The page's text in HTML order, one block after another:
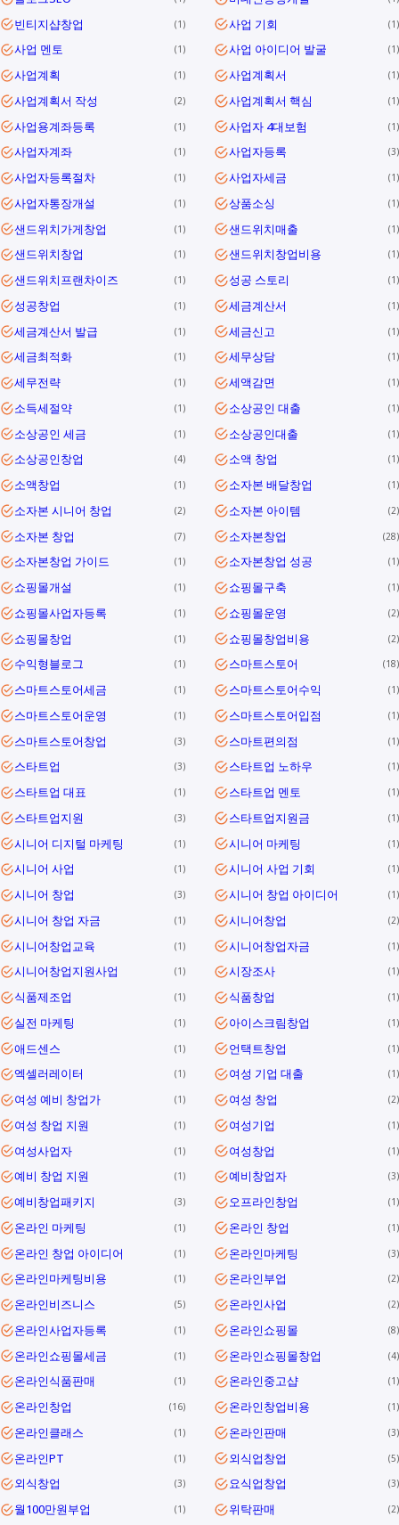
빈티지샵창업 1 사업 기회 1
사업 멘토 1 사업 아이디어 발굴 1
사업계획 1 사업계획서 1
사업계획서 작성 2 사업계획서 핵심 1
사업용계좌등록 1 사업자 4대보험 1
사업자계좌 1 사업자등록 3
사업자등록절차 1 사업자세금 1
사업자통장개설 1 상품소싱 1
샌드위치가게창업 1 샌드위치매출 1
샌드위치창업 1 샌드위치창업비용 1
샌드위치프랜차이즈 1 성공 스토리 1
성공창업 1 세금계산서 1
세금계산서 발급 1 세금신고 1
세금최적화 1 세무상담 1
세무전략 1 세액감면 1
소득세절약 1 소상공인 대출 1
소상공인 세금 1 소상공인대출 1
소상공인창업 4 소액 창업 1
소액창업 1 소자본 배달창업 1
소자본 시니어 창업 2 소자본 아이템 2
소자본 창업 7 소자본창업 28
소자본창업 가이드 1 소자본창업 성공 1
쇼핑몰개설 1 쇼핑몰구축 1
쇼핑몰사업자등록 1 쇼핑몰운영 2
쇼핑몰창업 1 쇼핑몰창업비용 2
수익형블로그 1 스마트스토어 18
스마트스토어세금 1 스마트스토어수익 1
스마트스토어운영 1 스마트스토어입점 1
스마트스토어창업 3 스마트편의점 1
스타트업 3 스타트업 노하우 1
스타트업 대표 1 스타트업 멘토 1
스타트업지원 3 스타트업지원금 1
시니어 디지털 마케팅 1 시니어 마케팅 1
시니어 사업 1 시니어 사업 기회 1
시니어 창업 3 시니어 창업 아이디어 1
시니어 창업 자금 1 시니어창업 2
시니어창업교육 1 시니어창업자금 1
시니어창업지원사업 1 시장조사 1
식품제조업 1 식품창업 1
실전 마케팅 1 아이스크림창업 1
애드센스 1 언택트창업 1
엑셀러레이터 1 여성 기업 대출 1
여성 예비 창업가 1 여성 창업 2
여성 창업 지원 1 여성기업 1
여성사업자 1 여성창업 1
예비 창업 지원 1 예비창업자 3
예비창업패키지 3 오프라인창업 1
온라인 마케팅 1 온라인 창업 1
온라인 창업 아이디어 1 온라인마케팅 3
온라인마케팅비용 1 온라인부업 2
온라인비즈니스 5 온라인사업 2
온라인사업자등록 1 온라인쇼핑몰 8
온라인쇼핑몰세금 1 온라인쇼핑몰창업 4
온라인식품판매 1 온라인중고샵 1
온라인창업 16 온라인창업비용 1
온라인클래스 1 온라인판매 3
온라인PT 1 외식업창업 5
외식창업 3 요식업창업 3
월100만원부업 1 위탁판매 2